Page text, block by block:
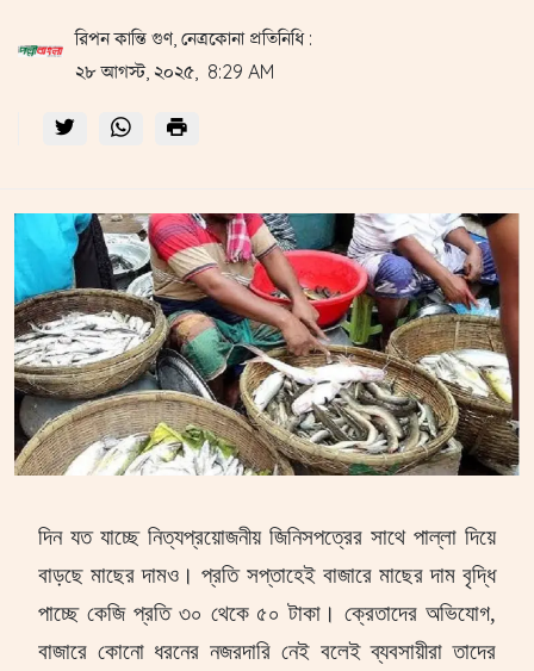
রিপন কান্তি গুণ, নেত্রকোনা প্রতিনিধি :
২৮ আগস্ট, ২০২৫, 8:29 AM
দিন যত যাচ্ছে নিত্যপ্রয়োজনীয় জিনিসপত্রের সাথে পাল্লা দিয়ে
বাড়ছে মাছের দামও। প্রতি সপ্তাহেই বাজারে মাছের দাম বৃদ্ধি
পাচ্ছে কেজি প্রতি ৩০ থেকে ৫০ টাকা। ক্রেতাদের অভিযোগ,
বাজারে কোনো ধরনের নজরদারি নেই বলেই ব্যবসায়ীরা তাদের